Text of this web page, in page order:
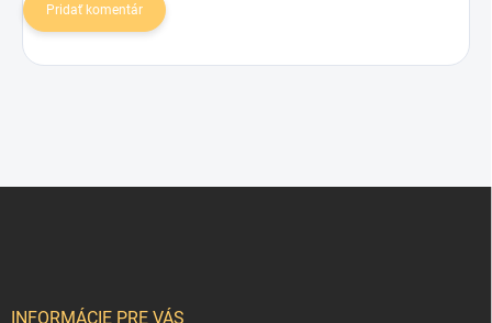
Pridať komentár
INFORMÁCIE PRE VÁS